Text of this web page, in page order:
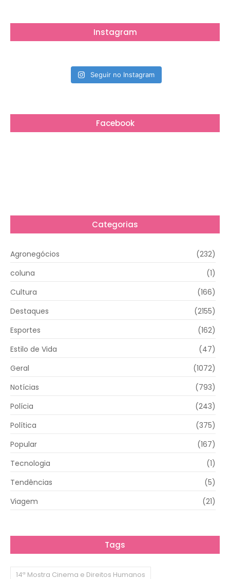
Instagram
Seguir no Instagram
Facebook
Categorias
Agronegócios
(232)
coluna
(1)
Cultura
(166)
Destaques
(2155)
Esportes
(162)
Estilo de Vida
(47)
Geral
(1072)
Notícias
(793)
Polícia
(243)
Política
(375)
Popular
(167)
Tecnologia
(1)
Tendências
(5)
Viagem
(21)
Tags
14ª Mostra Cinema e Direitos Humanos